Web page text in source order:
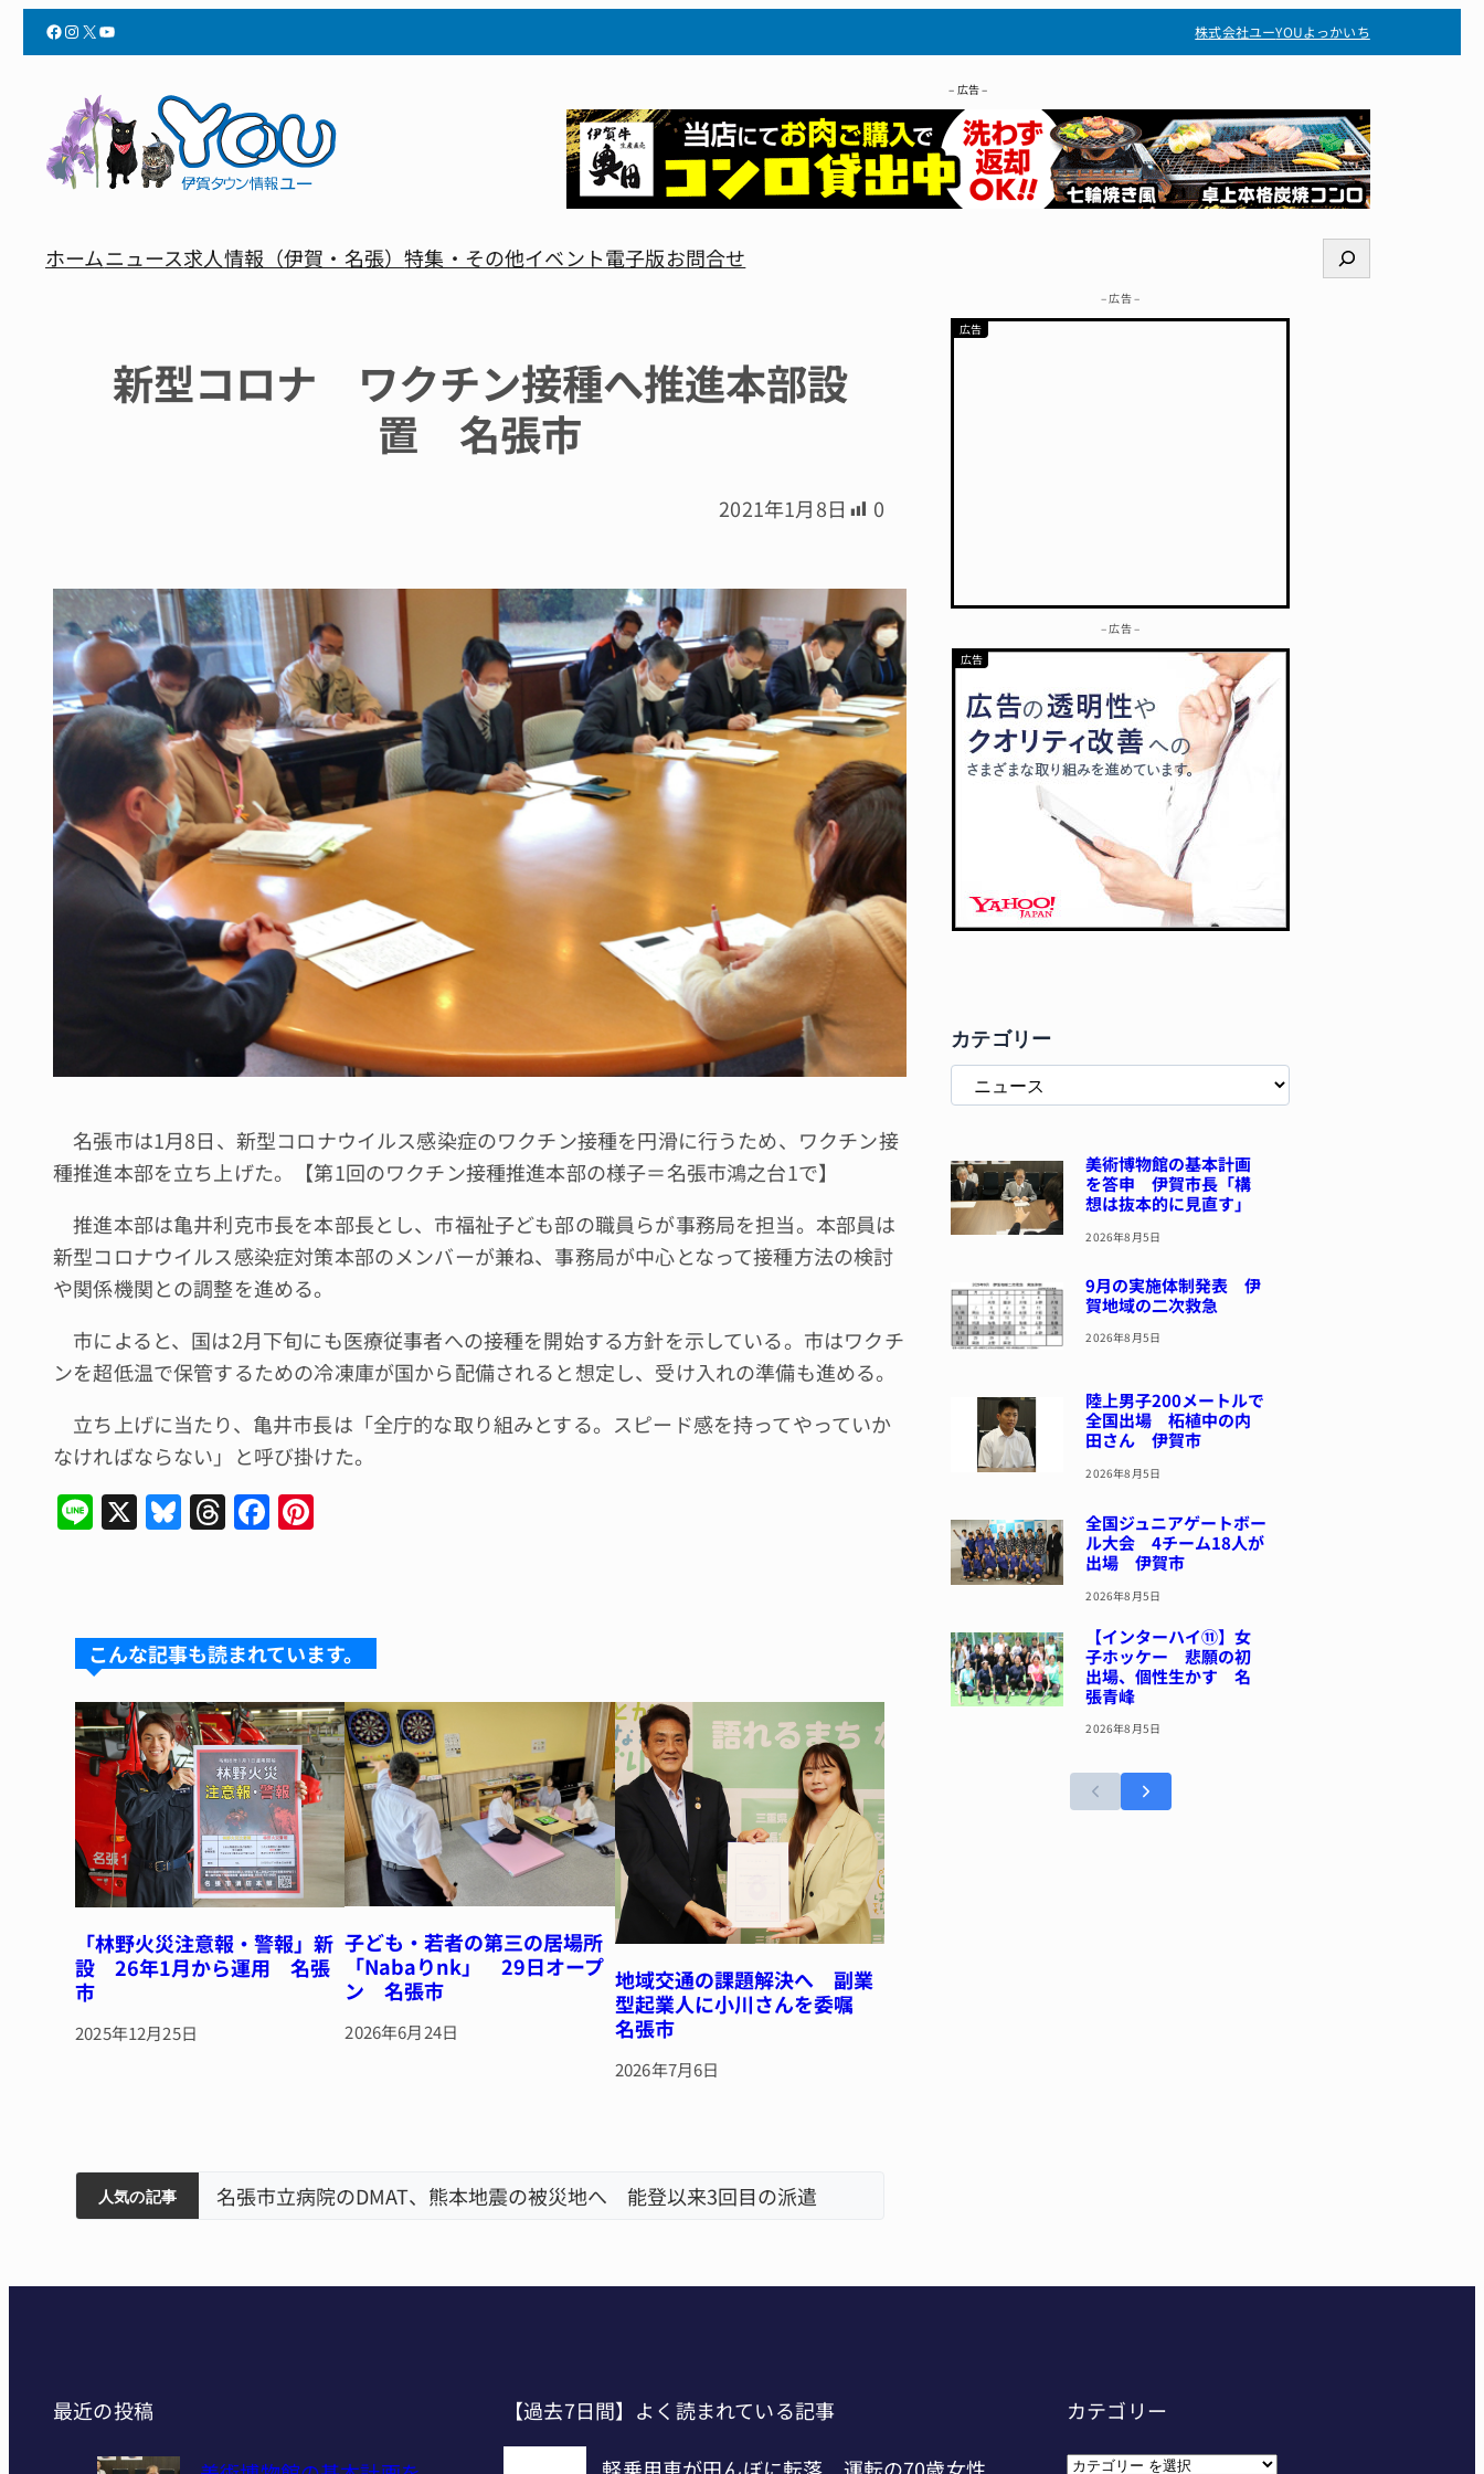
Facebook InstagramX YouTube 株式会社ユーYOUよっかいち
– 広告 –
ホームニュース求人情報（伊賀・名張）特集・その他イベント電子版お問合せ
検
索
新型コロナ ワクチン接種へ推進本部設
置 名張市
2021年1月8日 0
名張市は1月8日、新型コロナウイルス感染症のワクチン接種を円滑に行うため、ワクチン接
種推進本部を立ち上げた。【第1回のワクチン接種推進本部の様子＝名張市鴻之台1で】
推進本部は亀井利克市長を本部長とし、市福祉子ども部の職員らが事務局を担当。本部員は
新型コロナウイルス感染症対策本部のメンバーが兼ね、事務局が中心となって接種方法の検討
や関係機関との調整を進める。
市によると、国は2月下旬にも医療従事者への接種を開始する方針を示している。市はワクチ
ンを超低温で保管するための冷凍庫が国から配備されると想定し、受け入れの準備も進める。
立ち上げに当たり、亀井市長は「全庁的な取り組みとする。スピード感を持ってやっていか
なければならない」と呼び掛けた。
Li
n
X Bl
u
k
y
T
hr
d
s
F
a
b
o
o
k
st
こんな記事も読まれています。
「林野火災注意報・警報」新
設 26年1月から運用 名張
市
2025年12月25日
子ども・若者の第三の居場所
「Nabaりnk」 29日オープ
ン 名張市
2026年6月24日
地域交通の課題解決へ 副業
型起業人に小川さんを委嘱
名張市
2026年7月6日
人気の記事
ィアで清掃 伊賀 名張市立病院のDMAT、熊本地震の被災地へ 能登以来3回目の派遣
– 広告 –
– 広告 –
カテゴリー
美術博物館の基本計画
を答申 伊賀市長「構
想は抜本的に見直す」
2026年8月5日
9月の実施体制発表 伊
賀地域の二次救急
2026年8月5日
陸上男子200メートルで
全国出場 柘植中の内
田さん 伊賀市
2026年8月5日
全国ジュニアゲートボー
ル大会 4チーム18人が
出場 伊賀市
2026年8月5日
【インターハイ⑪】女
子ホッケー 悲願の初
出場、個性生かす 名
張青峰
2026年8月5日
最近の投稿 【過去7日間】よく読まれている記事
カテゴリー
カ